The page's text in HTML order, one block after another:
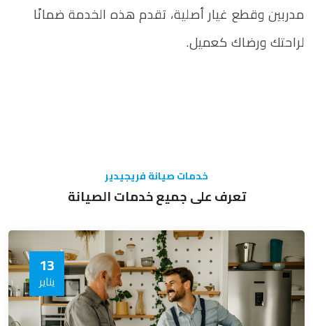
مدربين وقطع غيار أصلية، تقدم هذه الخدمة ضمانًا
لراحتك ورضاك كعميل.
خدمات صيانة فريجيدير
تعرف على جميع خدمات الصيانة
13
يناير